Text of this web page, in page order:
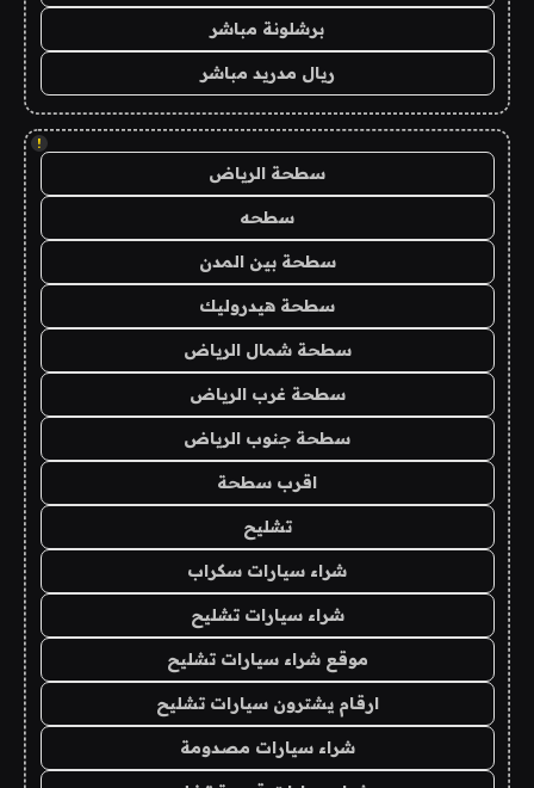
برشلونة مباشر
ريال مدريد مباشر
!
سطحة الرياض
سطحه
سطحة بين المدن
سطحة هيدروليك
سطحة شمال الرياض
سطحة غرب الرياض
سطحة جنوب الرياض
اقرب سطحة
تشليح
شراء سيارات سكراب
شراء سيارات تشليح
موقع شراء سيارات تشليح
ارقام يشترون سيارات تشليح
شراء سيارات مصدومة